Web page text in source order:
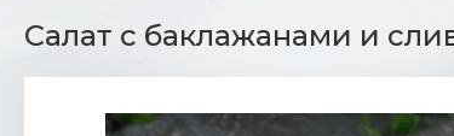
Салат с баклажанами и